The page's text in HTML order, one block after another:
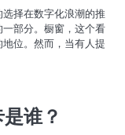
择在数字化浪潮的推
部分。橱窗，这个看
位。然而，当有人提
谁？